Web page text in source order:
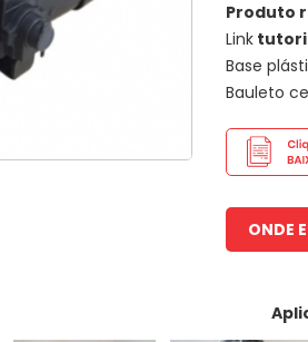
Produto
Link
Base
Bauleto
ONDE